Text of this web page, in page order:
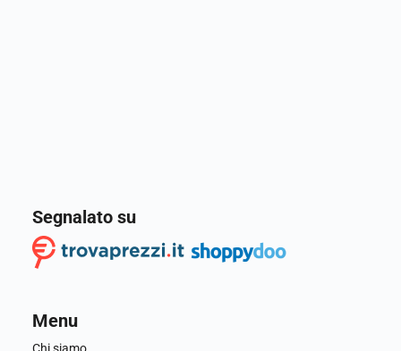
Segnalato su
Menu